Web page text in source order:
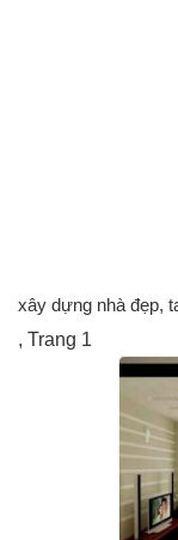
xây dựng nhà đẹp,
, Trang 1